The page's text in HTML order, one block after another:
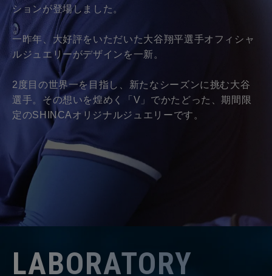
ションが登場しました。
一昨年、大好評をいただいた大谷翔平選手オフィシャ
ルジュエリーがデザインを一新。
2度目の世界一を目指し、新たなシーズンに挑む大谷
選手。その想いを煌めく「V」でかたどった、期間限
定のSHINCAオリジナルジュエリーです。
LABORATORY